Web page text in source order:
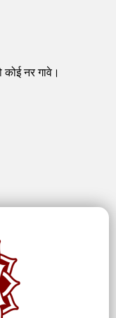
कोई नर गावे।